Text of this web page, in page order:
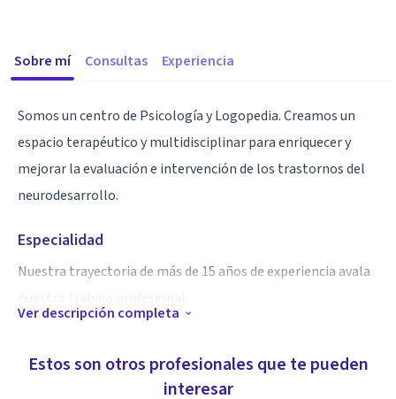
Sobre mí Consultas Experiencia
Somos un centro de Psicología y Logopedia. Creamos un
espacio terapéutico y multidisciplinar para enriquecer y
mejorar la evaluación e intervención de los trastornos del
neurodesarrollo.
Especialidad
Nuestra trayectoria de más de 15 años de experiencia avala
El compromiso con nuestra profesión en la mejora de los
junto con un trato cordial, personalizado y de
Ver descripción completa
Estos son otros profesionales que te pueden
interesar